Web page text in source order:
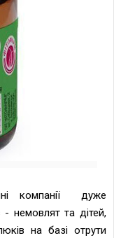
компанії дуже
- немовлят та дітей,
на базі отрути